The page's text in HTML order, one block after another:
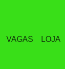
VAGAS LOJA